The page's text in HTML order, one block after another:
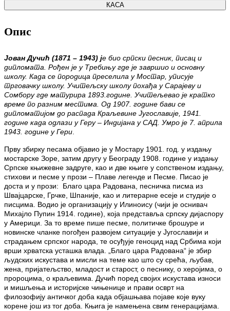
КАСА
Опис
Јован Дучић (1871 – 1943) је био српски песник, писац и
дипломата. Рођен је у Требињу где је завршио и основну
школу. Када се породица преселила у Мостар, уписује
трговачкушколу. Учитељску школу похађа у Сарајеву и
Сомбору где матурира 1893.године. Учитељевао је кратко
време по разним местима. Од 1907. године бави се
дипломатијом до распада Краљевине Југославије, 1941.
године када одлази у Геру – Индијана у САД. Умро је 7. априла
1943. године у Гери.
Прву збирку песама објавио је у Мостару 1901. год. у издању
мостарске Зоре, затим другу у Београду 1908. године у издању
Српске књижевне задруге, као и две књиге у сопственом издању,
стихови и песме у прози – Плаве легенде и Песме. Писао је
доста и у прози: Благо цара Радована, песничка писма из
Швајцарске, Грчке, Шпаније, као и литерарне есеје и студије о
писцима. Водио је организацију у Илиноису (чији је оснивач
Михајло Пупин 1914. године), која представља српску дијаспору
у Америци. За то време пише песме, политичке брошуре и
новинске чланке погођен развојем ситуације у Југославији и
страдањем српског народа, те осуђује геноцид над Србима који
врши хрватска усташка влада. „Благо цара Радована“ је збир
људских искустава и мисли на теме као што су срећа, љубав,
жена, пријатељство, младост и старост, о песнику, о херојима, о
пророцима, о краљевима. Дучић поред својих искустава износи
и мишљења и историјске чињенице и прави осврт на
филозофију античког доба када објашњава појаве које вуку
корене још из тог доба. Књига је намењена свим генерацијама.